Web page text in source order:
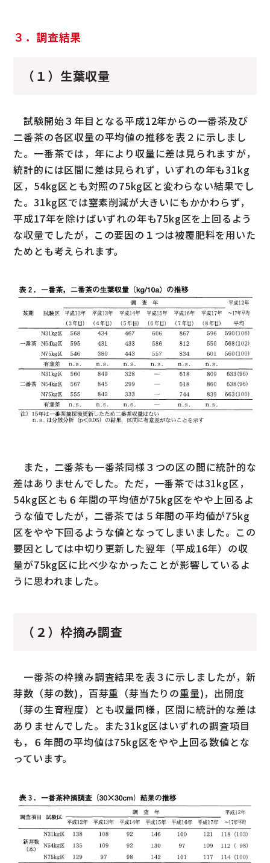
３．調査結果
（１）生葉収量
試験開始３年目となる平成12年からの一番茶及び
二番茶の各区収量の平均値の推移を表２に示しまし
た。一番茶では，年により収量に差は見られますが，
統計的には区間に差は見られず，いずれの年も31kg
区，54kg区とも対照の75kg区と変わらない結果でし
た。31kg区では窒素削減が大きいにもかかわらず，
平成17年を除けばいずれの年も75kg区を上回るよう
な収量でしたが，この要因の１つは被覆肥料を用いた
ためとも考えられます。
また，二番茶も一番茶同様３つの区の間に統計的な
差はありませんでした。ただ，一番茶では31kg区，
54kg区とも６年間の平均値が75kg区をやや上回るよ
うな値でしたが，二番茶では５年間の平均値が75kg
区をやや下回るような値となってしまいました。この
要因としては中切り更新した翌年（平成16年）の収
量が75kg区に比べ少なかったことが影響しているよ
うに思われました。
（２）枠摘み調査
一番茶の枠摘み調査結果を表３に示しましたが，新
芽数（芽の数)，百芽重（芽当たりの重量)，出開度
（芽の生育程度）とも収量同様，区間に統計的な差は
ありませんでした。また31kg区はいずれの調査項目
も，６年間の平均値は75kg区をやや上回る数値とな
っています。